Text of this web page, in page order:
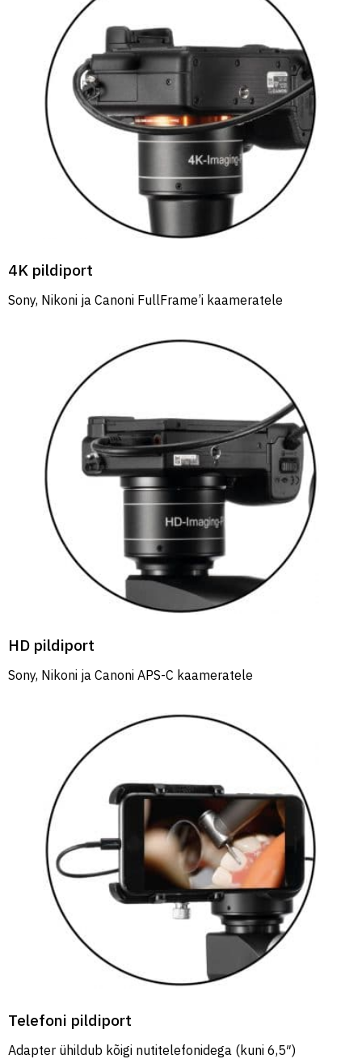
4K pildiport
Sony, Nikoni ja Canoni FullFrame’i kaameratele
HD pildiport
Sony, Nikoni ja Canoni APS-C kaameratele
Telefoni pildiport
Adapter ühildub kõigi nutitelefonidega (kuni 6,5″)